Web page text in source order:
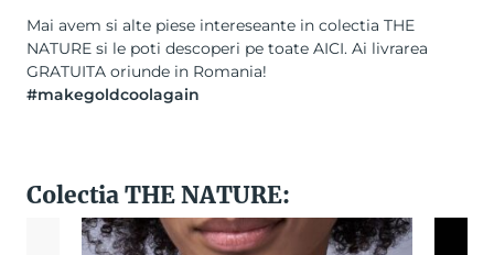
Mai avem si alte piese intereseante in colectia THE
NATURE si le poti descoperi pe toate AICI. Ai livrarea
GRATUITA oriunde in Romania!
#makegoldcoolagain
Colectia THE NATURE: